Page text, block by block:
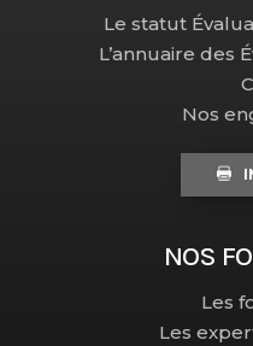
Le statut
L’annuaire des
Nos
NOS
Les
Les